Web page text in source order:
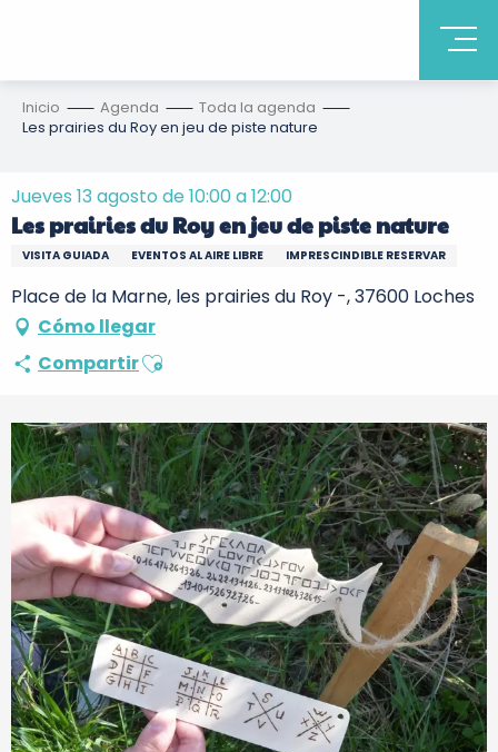
Inicio Agenda
Toda la agenda
Les prairies du Roy en jeu de piste nature
Jueves 13 agosto de 10:00 a 12:00
Les prairies du Roy en jeu de piste nature
VISITA GUIADA EVENTOS AL AIRE LIBRE IMPRESCINDIBLE RESERVAR
Place de la Marne, les prairies du Roy -, 37600 Loches
Cómo llegar
CompartirAjouter aux favoris